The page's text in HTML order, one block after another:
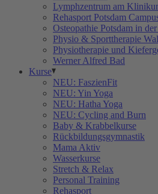
Lymphzentrum am
Rehasport Potsdam
Osteopathie Potsdam in
Physio & Sporttherapie
Physiotherapie und
Werner Alfred Bad
Kurse
NEU: FaszienFit
NEU: Yin Yoga
NEU: Hatha Yoga
NEU: Cycling and Burn
Baby & Krabbelkurse
Rückbildungsgymnastik
Mama Aktiv
Wasserkurse
Stretch & Relax
Personal Training
Rehasport